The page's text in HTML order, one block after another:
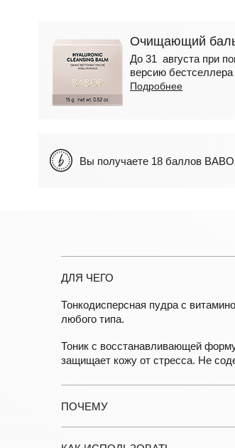
Очищающий
До 31 августа при
версию
Подробнее
Вы получаете 18 баллов
ДЛЯ ЧЕГО
Тонкодисперсная пудра с
любого типа.
Тоник с восстанавливающей
защищает кожу от стресса. Не
ПОЧЕМУ